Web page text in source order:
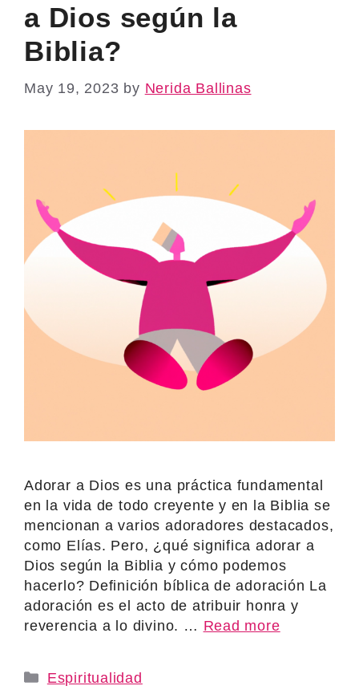
a Dios según la
Biblia?
May 19, 2023 by Nerida Ballinas
Adorar a Dios es una práctica fundamental
en la vida de todo creyente y en la Biblia se
mencionan a varios adoradores destacados,
como Elías. Pero, ¿qué significa adorar a
Dios según la Biblia y cómo podemos
hacerlo? Definición bíblica de adoración La
adoración es el acto de atribuir honra y
reverencia a lo divino. … Read more
Categories
Espiritualidad